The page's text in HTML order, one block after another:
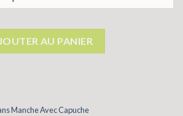
sans manche avec capuche
AU PANIER
Manche Avec Capuche